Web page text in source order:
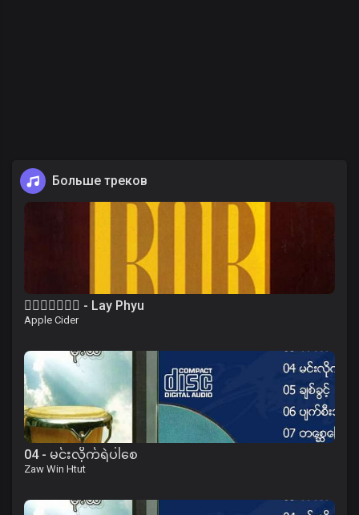
Больше треков
၀ိေရာဓိ - Lay Phyu
Apple Cider
04 - မင်းလိုက်ရဲပါစေ
Zaw Win Htut